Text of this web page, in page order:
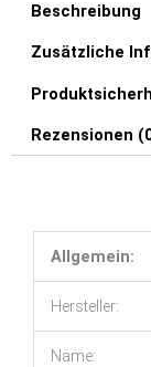
Beschreibung
Zusätzliche
Rezensionen
Allgemein:
Hersteller:
Name: